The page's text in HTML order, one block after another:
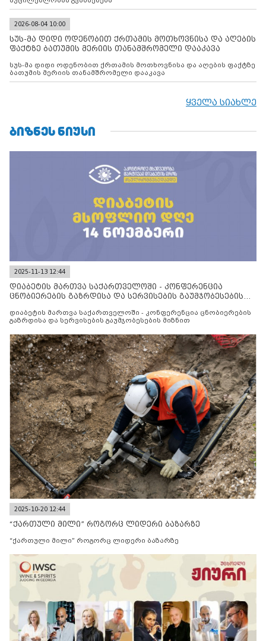
2026-08-04 10:00
სუს-მა დიდი ოდენობით ქრთამის მოთხოვნისა და აღების
ფაქტზე ბათუმის მერიის თანამშრომელი დააკავა
სუს-მა დიდი ოდენობით ქრთამის მოთხოვნისა და აღების ფაქტზე
ბათუმის მერიის თანამშრომელი დააკავა
ყველა სიახლე
ᲑᲘᲖᲜᲔᲡ ᲜᲘᲣᲡᲘ
2025-11-13 12:44
დიაბეტის მართვა საქართველოში - კონფერენცია
ცნობიერების გაზრდისა და სერვისების გაუმჯობესების
დიაბეტის მართვა საქართველოში - კონფერენცია ცნობიერების
გაზრდისა და სერვისების გაუმჯობესების მიზნით
2025-10-20 12:44
“ქართული მილი” როგორც ლიდერი ბაზარზე
“ქართული მილი” როგორც ლიდერი ბაზარზე